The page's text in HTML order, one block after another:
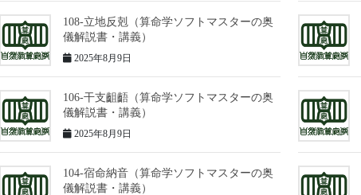
108-立地反剋（算命学ソフトマスターの奥
儀解説書・講義）
2025年8月9日
106-干支齟齬（算命学ソフトマスターの奥
儀解説書・講義）
2025年8月9日
104-宿命納音（算命学ソフトマスターの奥
儀解説書・講義）